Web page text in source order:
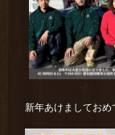
新年あけましておめ